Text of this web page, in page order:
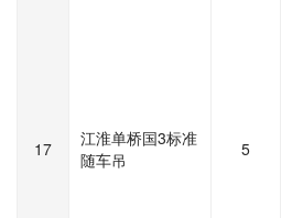
17
江淮单桥国3标准
随车吊
5